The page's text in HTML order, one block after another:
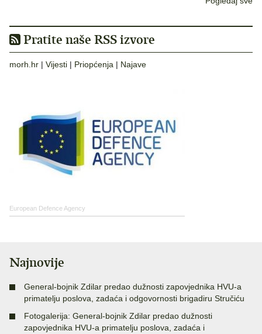
Pratite naše RSS izvore
morh.hr | Vijesti | Priopćenja | Najave
European Defence Agency
Najnovije
General-bojnik Zdilar predao dužnosti zapovjednika HVU-a
primatelju poslova, zadaća i odgovornosti brigadiru Stručiću
Fotogalerija: General-bojnik Zdilar predao dužnosti
zapovjednika HVU-a primatelju poslova, zadaća i